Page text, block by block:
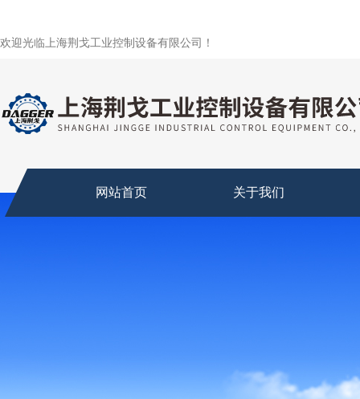
欢迎光临上海荆戈工业控制设备有限公司！
网站首页 关于我们